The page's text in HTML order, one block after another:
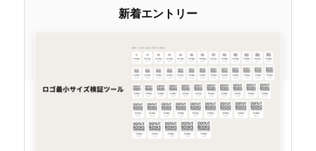
新着エントリー